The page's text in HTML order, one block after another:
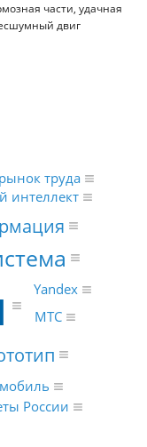
части, удачная
двиг
интеллект
труда
России
МТС
Yandex